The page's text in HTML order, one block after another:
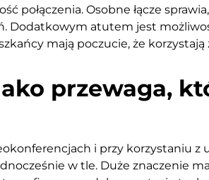
połączenia. Osobne łącze
Dodatkowym atutem jest
mają poczucie, że korzystają
przewaga,
i przy korzystaniu z
w tle. Duże znaczenie ma